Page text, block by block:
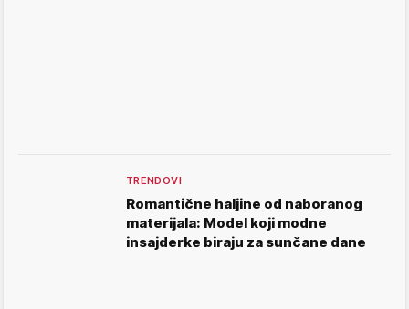
TRENDOVI
Romantične haljine od naboranog
materijala: Model koji modne
insajderke biraju za sunčane dane